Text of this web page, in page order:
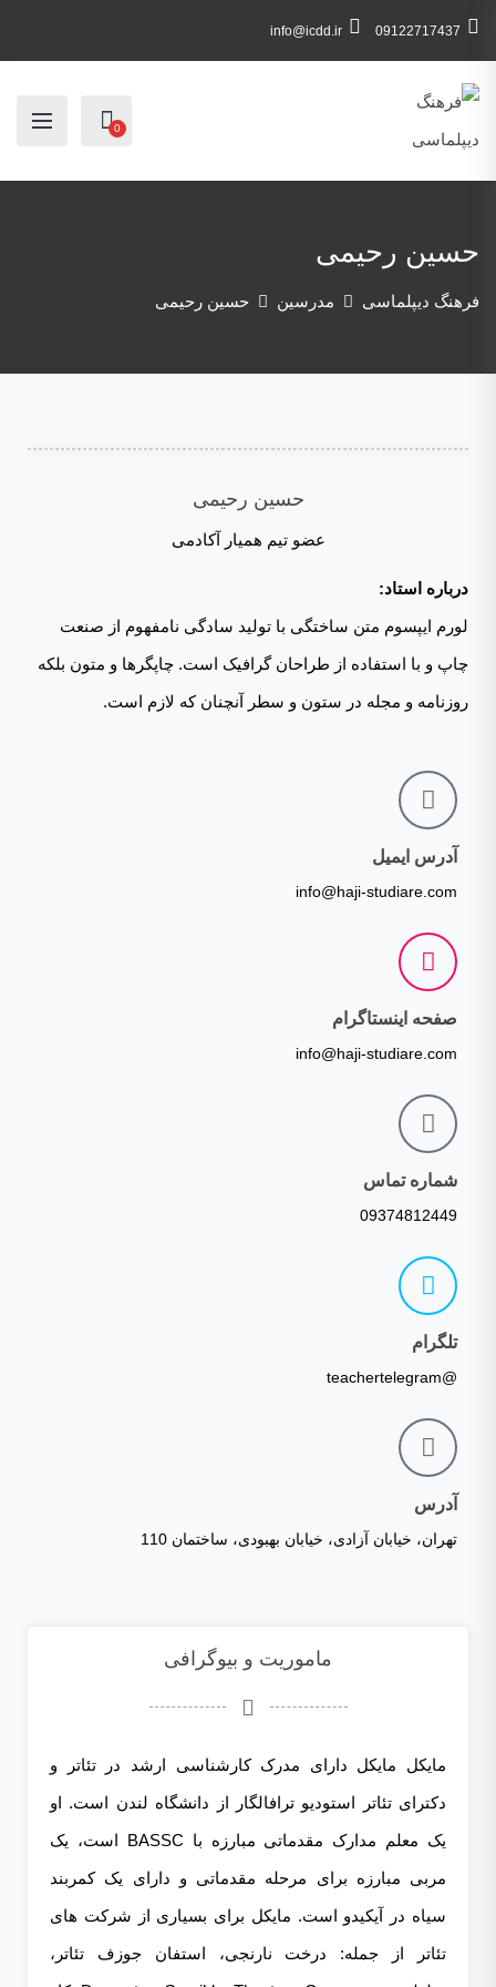
09122717437
info@icdd.ir
0
حسین رحیمی
فرهنگ دیپلماسی مدرسین حسین رحیمی
حسین رحیمی
عضو تیم همیار آکادمی
درباره استاد:
لورم ایپسوم متن ساختگی با تولید سادگی نامفهوم از صنعت
چاپ و با استفاده از طراحان گرافیک است. چاپگرها و متون بلکه
روزنامه و مجله در ستون و سطر آنچنان که لازم است.
آدرس ایمیل
info@haji-studiare.com
صفحه اینستاگرام
info@haji-studiare.com
شماره تماس
09374812449
تلگرام
@teachertelegram
آدرس
تهران، خیابان آزادی، خیابان بهبودی، ساختمان 110
ماموریت و بیوگرافی
مایکل مایکل دارای مدرک کارشناسی ارشد در تئاتر و
دکترای تئاتر استودیو ترافالگار از دانشگاه لندن است. او
یک معلم مدارک مقدماتی مبارزه با BASSC است، یک
مربی مبارزه برای مرحله مقدماتی و دارای یک کمربند
سیاه در آیکیدو است. مایکل برای بسیاری از شرکت های
تئاتر از جمله: درخت نارنجی، استفان جوزف تئاتر،